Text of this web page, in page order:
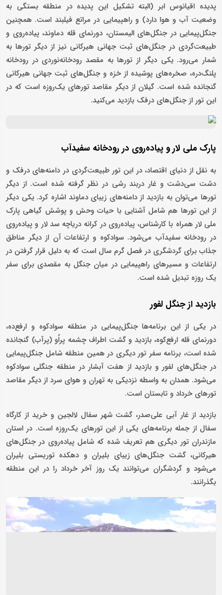
پدیده اقیانوس ابر (البته تشکیل این پدیده در منطقه بستگی به
وضعیت آب و هوا دارد) و راهپیمایی در مراتع فیلبند است. همچنین
جنگل‌پیمایی در جنگل‌‌‌های‌‌‌ الیمستان، دورنمای قله دماوند، پیاده‌‌‌روی و
طبیعت‌‌‌گردی در جنگل‌‌‌های ثبت جهانی هیرکانی نیز از دیگر تورها به
شمار می‌رود. یکی دیگر از تورها به مقصد رودخانه‌‌‌نوردی در رودخانه
پلنگ‌دره، صخره‌‌‌های پوشیده از خزه و جنگل‌های ثبت جهانی هیرکانی
گنجانده شده است. گیلان از دیگر مقاصد تورهای یک‌روزه است که در
این تور از جنگل‌‌‌های درفک بازدید می‌کنید.
پارک ملی لار و پیاده‌روی در رودخانه سفیدآب
به نقل از دنیای اقتصاد، در این تور طبیعت‌گردی در دامنه‌های درفک و
دشت سی‌‌‌دشت و غار دربند رشی در نظر گرفته شده است. از دیگر
تورها می‌توان به بازدید از دامنه‌‌‌های زیبای دماوند اشاره کرد. یکی دیگر
از این تورها هم شامل آشنایی با حیات وحش و پوشش گیاهی پارک
ملی لار همراه با کارشناس، پیاده‌‌‌روی در کرانه دریاچه سد لار و پیاده‌روی
در رودخانه سفیدآب می‌شود. سوادکوه و ارتفاعات آن از دیگر مناطق
جذاب برای گردشگری در فصل گرم سال است که به دلیل قرار گرفتن در
ارتفاعات و مسیرهای راهپیمایی در میان جنگل به مقصدی برای سفر
یک روزه تبدیل شده است.
بازدید از جنگل لفور
در یکی از این برنامه‌ها جنگل‌‌‌پیمایی در منطقه سوادکوه و ارفع‌‌‌ده،
دورنمای قله ارفع‌کوه، بازدید و گشت اطراف چشمه پراُو (پرآب) گنجانده
شده است، برنامه سفر تور دیگری در همین منطقه شامل جنگل‌‌‌پیمایی
در جنگل‌‌‌های لفور و بازدید از هفت آبشار در منطقه جنگلی سواد‌‌‌کوه
می‌شود. همدان به واسطه نزدیکی به تهران و هوای سرد از دیگر مقاصد
تورهای خرداد و تابستان است.
بازدید از غار آبی علی‌صدر، گشت شهر سفال لالجین و خرید از کارگاه
سفال از جمله برنامه‌های یکی از این تورهای یک‌روزه است. در استان
مازندران تور دیگری هم تعریف شده که شامل پیاده‌روی در جنگل‌های
هیرکانی، گشت جنگل‌های زیبای بلیران و دهکده توریستی بلیران
می‌شود و گردشگران می‌توانند یک روز آخر خرداد را در این منطقه
بگذرانند.